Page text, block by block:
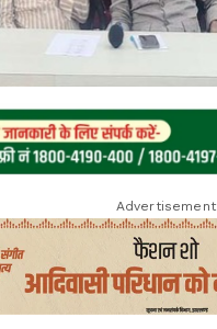
Advertisement